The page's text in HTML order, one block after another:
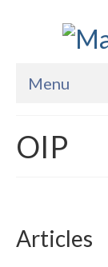
Menu
La Mairie
OIP
Articles